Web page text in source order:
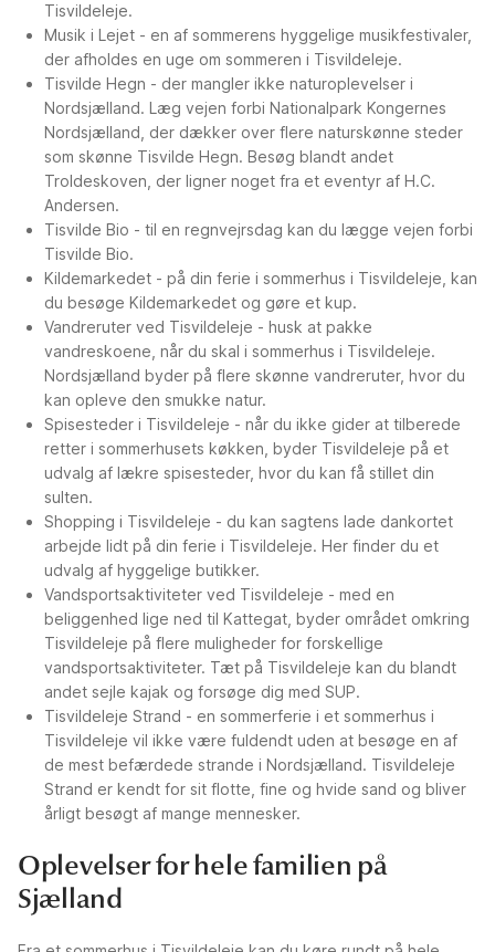
Tisvildeleje.
Musik i Lejet - en af sommerens hyggelige musikfestivaler,
der afholdes en uge om sommeren i Tisvildeleje.
Tisvilde Hegn - der mangler ikke naturoplevelser i
Nordsjælland. Læg vejen forbi Nationalpark Kongernes
Nordsjælland, der dækker over flere naturskønne steder
som skønne Tisvilde Hegn. Besøg blandt andet
Troldeskoven, der ligner noget fra et eventyr af H.C.
Andersen.
Tisvilde Bio - til en regnvejrsdag kan du lægge vejen forbi
Tisvilde Bio.
Kildemarkedet - på din ferie i sommerhus i Tisvildeleje, kan
du besøge Kildemarkedet og gøre et kup.
Vandreruter ved Tisvildeleje - husk at pakke
vandreskoene, når du skal i sommerhus i Tisvildeleje.
Nordsjælland byder på flere skønne vandreruter, hvor du
kan opleve den smukke natur.
Spisesteder i Tisvildeleje - når du ikke gider at tilberede
retter i sommerhusets køkken, byder Tisvildeleje på et
udvalg af lækre spisesteder, hvor du kan få stillet din
sulten.
Shopping i Tisvildeleje - du kan sagtens lade dankortet
arbejde lidt på din ferie i Tisvildeleje. Her finder du et
udvalg af hyggelige butikker.
Vandsportsaktiviteter ved Tisvildeleje - med en
beliggenhed lige ned til Kattegat, byder området omkring
Tisvildeleje på flere muligheder for forskellige
vandsportsaktiviteter. Tæt på Tisvildeleje kan du blandt
andet sejle kajak og forsøge dig med SUP.
Tisvildeleje Strand - en sommerferie i et sommerhus i
Tisvildeleje vil ikke være fuldendt uden at besøge en af
de mest befærdede strande i Nordsjælland. Tisvildeleje
Strand er kendt for sit flotte, fine og hvide sand og bliver
årligt besøgt af mange mennesker.
Oplevelser for hele familien på
Sjælland